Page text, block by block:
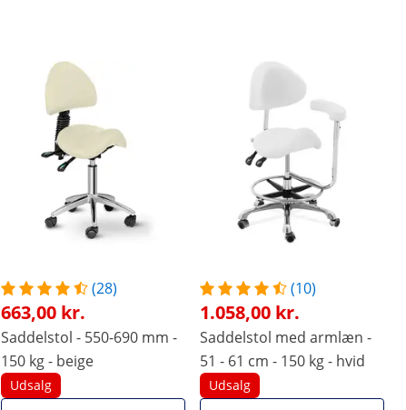
(28)
663,00 kr.
Saddelstol - 550-690 mm -
150 kg - beige
Udsalg
(10)
1.058,00 kr.
Saddelstol med armlæn -
51 - 61 cm - 150 kg - hvid
Udsalg